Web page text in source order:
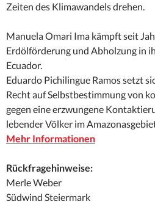
Zeiten des Klimawandels drehen.
Manuela Omari Ima kämpft seit
Erdölförderung und Abholzung in
Ecuador.
Eduardo Pichilingue Ramos setzt
Recht auf Selbstbestimmung von
gegen eine erzwungene
lebender Völker im
Mehr Informationen
Rückfragehinweise:
Merle Weber
Südwind Steiermark